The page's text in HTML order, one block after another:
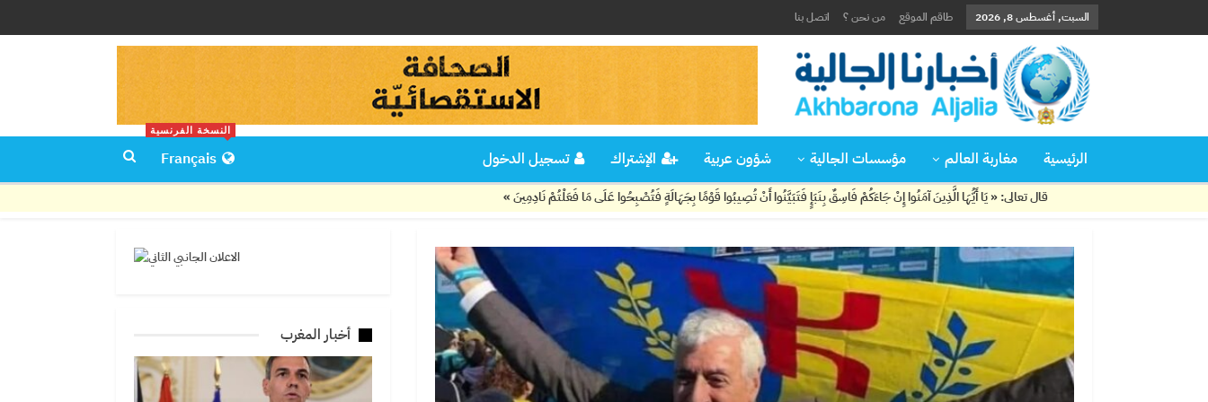
السبت, أغسطس 8, 2026 طاقم الموقع من نحن ؟ اتصل بنا
الرئيسية مغاربة العالم مؤسسات الجالية شؤون عربية الإشتراك تسجيل الدخول Français
النسخة الفرنسية
قال تعالى: « يَا أَيُّهَا الَّذِينَ آمَنُوا إِنْ جَاءَكُمْ فَاسِقٌ بِنَبَإٍ فَتَبَيَّنُوا أَنْ تُصِيبُوا قَوْمًا بِجَهَالَةٍ فَتُصْبِحُوا عَلَى مَا فَعَلْتُمْ نَادِمِينَ »
أخبار المغرب